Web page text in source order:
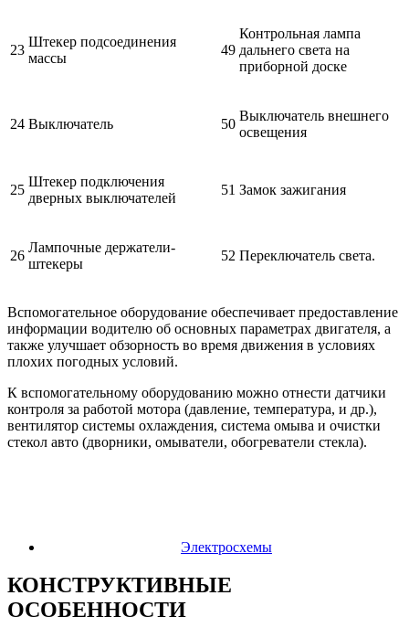
23
Штекер подсоединения
массы
49
Контрольная лампа
дальнего света на
приборной доске
24 Выключатель 50
Выключатель внешнего
освещения
25
Штекер подключения
дверных выключателей
51 Замок зажигания
26
Лампочные держатели-
штекеры
52 Переключатель света.
Вспомогательное оборудование обеспечивает предоставление
информации водителю об основных параметрах двигателя, а
также улучшает обзорность во время движения в условиях
плохих погодных условий.
К вспомогательному оборудованию можно отнести датчики
контроля за работой мотора (давление, температура, и др.),
вентилятор системы охлаждения, система омыва и очистки
стекол авто (дворники, омыватели, обогреватели стекла).
Электросхемы
КОНСТРУКТИВНЫЕ
ОСОБЕННОСТИ